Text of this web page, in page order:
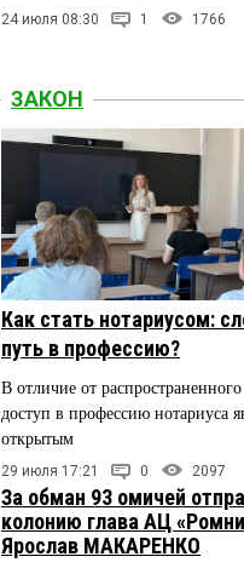
24 июля 08:30 1 1766
ЗАКОН
Как стать нотариусом:
путь в профессию?
В отличие от
доступ в профессию нотариуса
открытым
29 июля 17:21 0 2097
За обман 93 омичей
колонию глава АЦ
Ярослав МАКАРЕНКО